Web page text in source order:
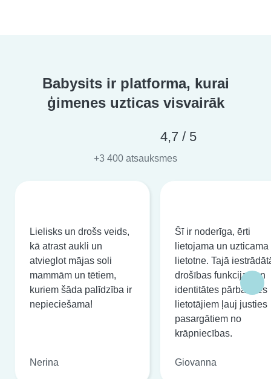
Babysits ir platforma, kurai
ģimenes uzticas visvairāk
4,7 / 5
+3 400 atsauksmes
Lielisks un drošs veids,
kā atrast aukli un
atvieglot mājas soli
mammām un tētiem,
kuriem šāda palīdzība ir
nepieciešama!
Nerina
Šī ir noderīga, ērti
lietojama un uzticama
lietotne. Tajā
drošības funkcijas un
identitātes pārbaudes
lietotājiem ļauj justies
pasargātiem no
krāpniecības.
Giovanna